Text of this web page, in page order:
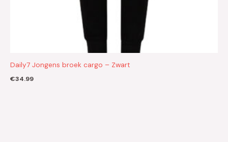
Daily7 Jongens broek cargo – Zwart
€34.99